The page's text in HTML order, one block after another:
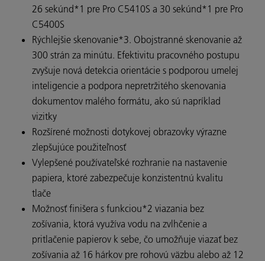
26 sekúnd*1 pre Pro C5410S a 30 sekúnd*1 pre Pro
C5400S
Rýchlejšie skenovanie*3. Obojstranné skenovanie až
300 strán za minútu. Efektivitu pracovného postupu
zvyšuje nová detekcia orientácie s podporou umelej
inteligencie a podpora nepretržitého skenovania
dokumentov malého formátu, ako sú napríklad
vizitky
Rozšírené možnosti dotykovej obrazovky výrazne
zlepšujúce použiteľnosť
Vylepšené používateľské rozhranie na nastavenie
papiera, ktoré zabezpečuje konzistentnú kvalitu
tlače
Možnosť finišera s funkciou*2 viazania bez
zošívania, ktorá využíva vodu na zvlhčenie a
pritlačenie papierov k sebe, čo umožňuje viazať bez
zošívania až 16 hárkov pre rohovú väzbu alebo až 12